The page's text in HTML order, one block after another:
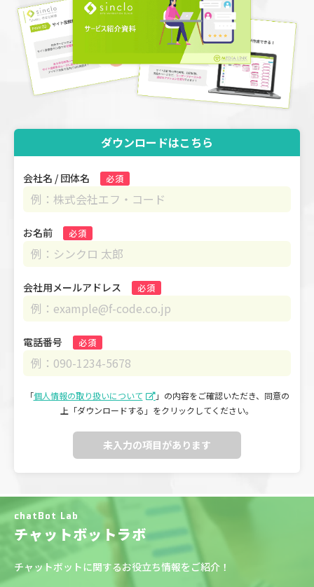
ダウンロードはこちら
会社名 / 団体名 必須
お名前 必須
会社用メールアドレス 必須
電話番号 必須
「個人情報の取り扱いについて 」の内容をご確認いただき、 同意の
上「ダウンロードする」をクリックしてください。
未入力の項目があります
chatBot Lab
チャットボットラボ
チャットボットに関するお役立ち情報をご紹介！